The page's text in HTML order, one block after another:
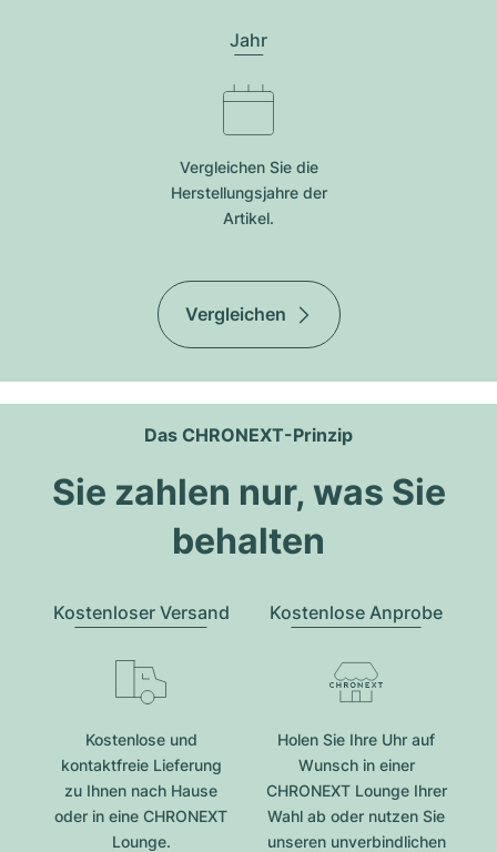
Jahr
Vergleichen Sie die
Herstellungsjahre der
Artikel.
Vergleichen
Das CHRONEXT-Prinzip
Sie zahlen nur, was Sie
behalten
Kostenloser Versand
Kostenlose und
kontaktfreie Lieferung
zu Ihnen nach Hause
oder in eine CHRONEXT
Lounge.
Kostenlose Anprobe
Holen Sie Ihre Uhr auf
Wunsch in einer
CHRONEXT Lounge Ihrer
Wahl ab oder nutzen Sie
unseren unverbindlichen